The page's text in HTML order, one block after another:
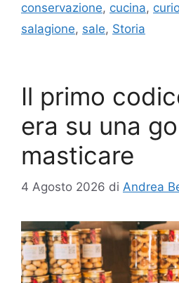
conservazione, cucina,
salagione, sale, Storia
Il primo
era su una
masticare
4 Agosto 2026 di Andrea